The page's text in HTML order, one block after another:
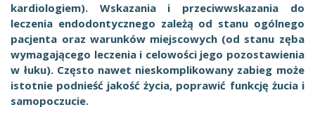
kardiologiem). Wskazania i przeciwwskazania do
leczenia endodontycznego zależą od stanu ogólnego
pacjenta oraz warunków miejscowych (od stanu zęba
wymagającego leczenia i celowości jego pozostawienia
w łuku). Często nawet nieskomplikowany zabieg może
istotnie podnieść jakość życia, poprawić funkcję żucia i
samopoczucie.